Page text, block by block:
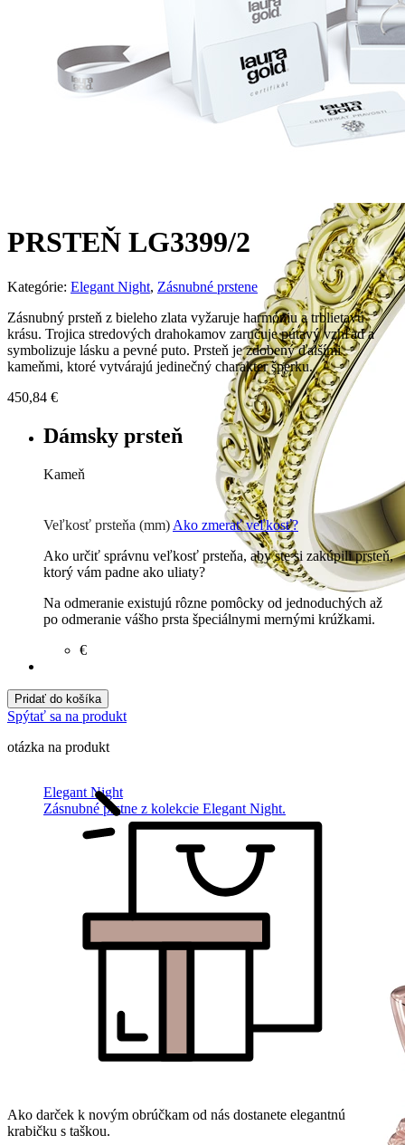
Elegant Night
Zásnubné prstne z kolekcie Elegant Night.
PRSTEŇ LG3399/2
Kategórie: Elegant Night, Zásnubné prstene
Zásnubný prsteň z bieleho zlata vyžaruje harmóniu a trblietavú
krásu. Trojica stredových drahokamov zaručuje pútavý vzhľad a
symbolizuje lásku a pevné puto. Prsteň je zdobený ďalšími
kameňmi, ktoré vytvárajú jedinečný charakter šperku.
450,84 €
Dámsky prsteň
Kameň
Briliant G-H/Si1-2
1342 €
Veľkosť prsteňa (mm) Ako zmerať veľkosť?
Ako určiť správnu veľkosť prsteňa, aby ste si zakúpili prsteň,
ktorý vám padne ako uliaty?
Na odmeranie existujú rôzne pomôcky od jednoduchých až
po odmeranie vášho prsta špeciálnymi mernými krúžkami.
€
Pridať do košíka
Spýtať sa na produkt
otázka na produkt
Ako darček k novým obrúčkam od nás dostanete elegantnú
krabičku s taškou.